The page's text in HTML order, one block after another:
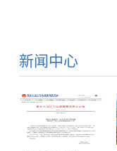
新闻中心